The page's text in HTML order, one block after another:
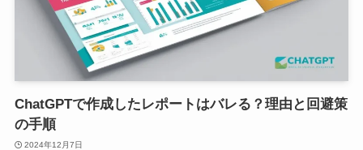
ChatGPTで作成したレポートはバレる？理由と回避策
の手順
2024年12月7日